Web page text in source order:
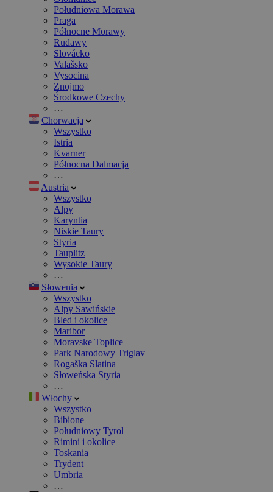
Południowa Morawa
Praga
Północne Morawy
Rudawy
Slovácko
Valašsko
Vysocina
Znojmo
Środkowe Czechy
…
Chorwacja
Wszystko
Istria
Kvarner
Północna Dalmacja
…
Austria
Wszystko
Alpy
Karyntia
Niskie Taury
Styria
Tauplitz
Wysokie Taury
…
Słowenia
Wszystko
Alpy Sawińskie
Bled i okolice
Maribor
Moravske Toplice
Park Narodowy Triglav
Rogaška Slatina
Słoweńska Styria
…
Włochy
Wszystko
Bibione
Południowy Tyrol
Rimini i okolice
Toskania
Trydent
Umbria
…